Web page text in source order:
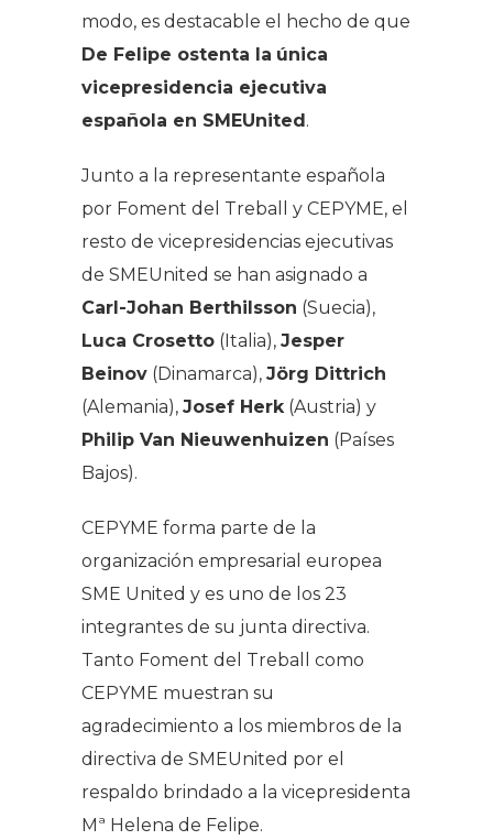
modo, es destacable el hecho de que
De Felipe ostenta la única
vicepresidencia ejecutiva
española en SMEUnited.
Junto a la representante española
por Foment del Treball y CEPYME, el
resto de vicepresidencias ejecutivas
de SMEUnited se han asignado a
Carl-Johan Berthilsson (Suecia),
Luca Crosetto (Italia), Jesper
Beinov (Dinamarca), Jörg Dittrich
(Alemania), Josef Herk(Austria) y
Philip Van Nieuwenhuizen (Países
Bajos).
CEPYME forma parte de la
organización empresarial europea
SME United y es uno de los 23
integrantes de su junta directiva.
Tanto Foment del Treball como
CEPYME muestran su
agradecimiento a los miembros de la
directiva de SMEUnited por el
respaldo brindado a la vicepresidenta
Mª Helena de Felipe.